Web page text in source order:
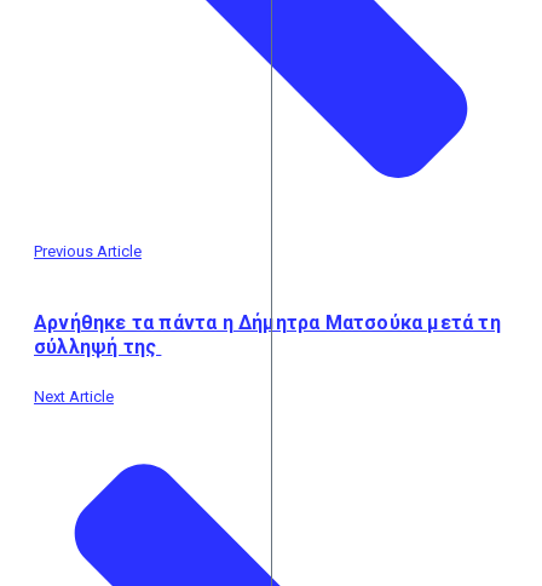
Previous Article
Αρνήθηκε τα πάντα η Δήμητρα Ματσούκα μετά τη
σύλληψή της
Next Article